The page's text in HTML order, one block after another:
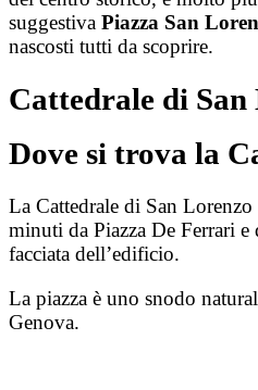
suggestiva Piazza San
nascosti tutti da scoprire.
Cattedrale di San
Dove si trova la
La Cattedrale di San
minuti da Piazza De Ferrari
facciata dell’edificio.
La piazza è uno snodo
Genova.